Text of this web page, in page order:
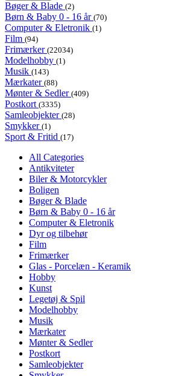
Bøger & Blade (2)
Børn & Baby 0 - 16 år (70)
Computer & Eletronik (1)
Film (94)
Frimærker (22034)
Modelhobby (1)
Musik (143)
Mærkater (88)
Mønter & Sedler (409)
Postkort (3335)
Samleobjekter (28)
Smykker (1)
Sport & Fritid (17)
All Categories
Antikviteter
Biler & Motorcykler
Boligen
Bøger & Blade
Børn & Baby 0 - 16 år
Computer & Eletronik
Dyr og tilbehør
Film
Frimærker
Glas - Porcelæn - Keramik
Hobby
Kunst
Legetøj & Spil
Modelhobby
Musik
Mærkater
Mønter & Sedler
Postkort
Samleobjekter